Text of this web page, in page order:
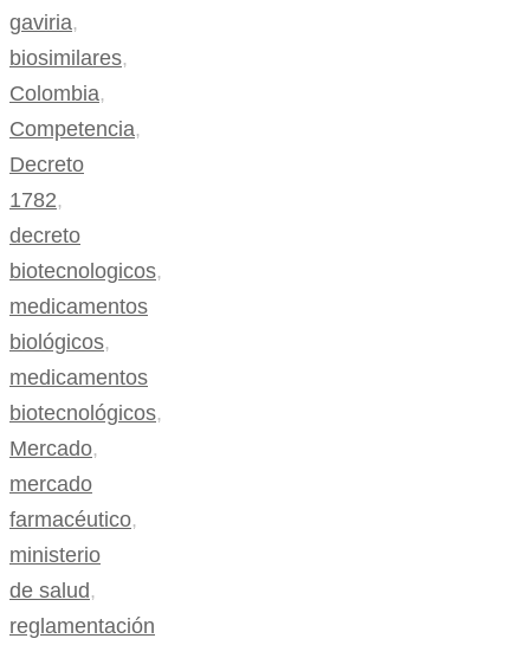
gaviria,
biosimilares,
Colombia,
Competencia,
Decreto
1782,
decreto
biotecnologicos,
medicamentos
biológicos,
medicamentos
biotecnológicos,
Mercado,
mercado
farmacéutico,
ministerio
de salud,
reglamentación